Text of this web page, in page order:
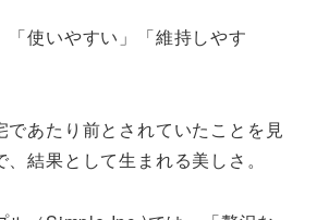
「使いやすい」「維持しやす
であたり前とされていたことを見
結果として生まれる美しさ。